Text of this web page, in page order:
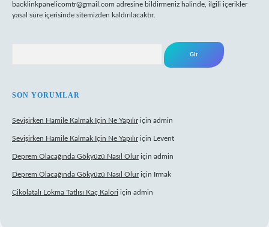
backlinkpanelicomtr@gmail.com adresine bildirmeniz halinde, ilgili içerikler
yasal süre içerisinde sitemizden kaldırılacaktır.
SON YORUMLAR
Sevişirken Hamile Kalmak Için Ne Yapılıriçin admin
Sevişirken Hamile Kalmak Için Ne Yapılıriçin Levent
Deprem Olacağında Gökyüzü Nasıl Oluriçin admin
Deprem Olacağında Gökyüzü Nasıl Oluriçin Irmak
Çikolatalı Lokma Tatlısı Kaç Kalori için admin